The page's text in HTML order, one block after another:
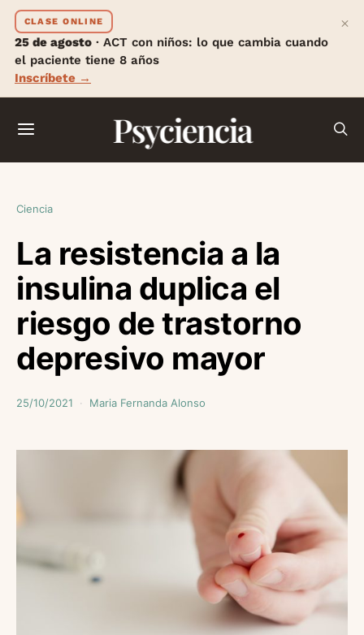
CLASE ONLINE
25 de agosto · ACT con niños: lo que cambia cuando
el paciente tiene 8 años
Inscríbete →
×
Psyciencia
Ciencia
La resistencia a la
insulina duplica el
riesgo de trastorno
depresivo mayor
25/10/2021 Maria Fernanda Alonso